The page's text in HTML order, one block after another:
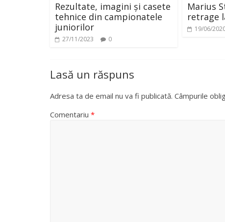
Rezultate, imagini și casete
tehnice din campionatele
juniorilor
27/11/2023 0
Marius
retrage
19/06/
Lasă un răspuns
Adresa ta de email nu va fi publicată. Câmpurile
Comentariu *